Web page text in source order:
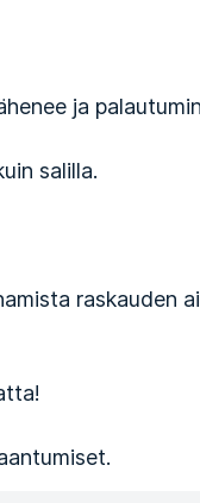
ja
salilla.
raskauden